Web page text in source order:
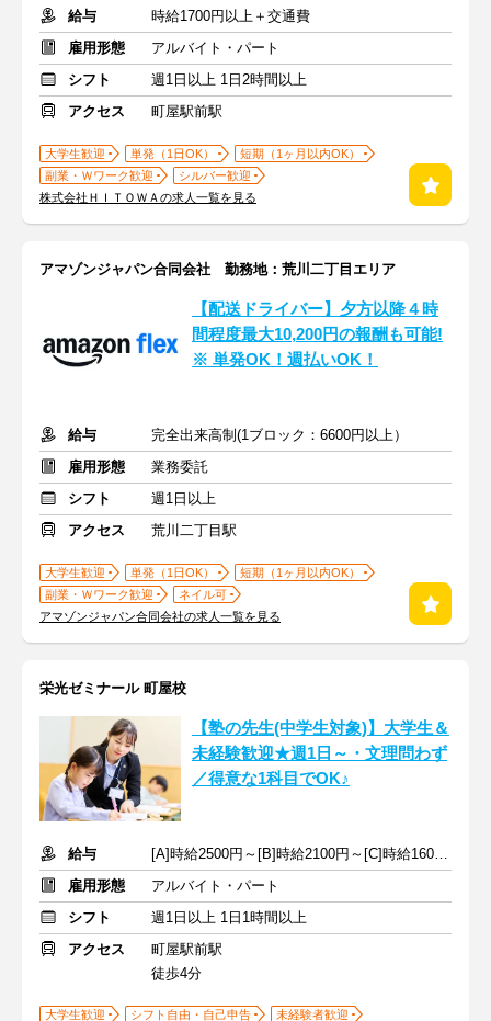
給与
時給1700円以上＋交通費
雇用形態
アルバイト・パート
シフト
週1日以上 1日2時間以上
アクセス
町屋駅前駅
大学生歓迎 単発（1日OK）
短期（1ヶ月以内OK）
副業・Ｗワーク歓迎
シルバー歓迎
株式会社ＨＩＴＯＷＡの求人一覧を見る
アマゾンジャパン合同会社 勤務地：荒川二丁目エリア
【配送ドライバー】夕方以降４時
間程度最大10,200円の報酬も可能!
※ 単発OK！週払いOK！
給与
完全出来高制(1ブロック：6600円以上）
雇用形態
業務委託
シフト
週1日以上
アクセス
荒川二丁目駅
大学生歓迎 単発（1日OK）
短期（1ヶ月以内OK）
副業・Ｗワーク歓迎
ネイル可
アマゾンジャパン合同会社の求人一覧を見る
栄光ゼミナール 町屋校
【塾の先生(中学生対象)】大学生＆
未経験歓迎★週1日～・文理問わず
／得意な1科目でOK♪
給与
[A]時給2500円～[B]時給2100円～[C]時給1600円～ ※生徒数による
雇用形態
アルバイト・パート
シフト
週1日以上 1日1時間以上
アクセス
町屋駅前駅
徒歩4分
大学生歓迎 シフト自由・自己申告
未経験者歓迎